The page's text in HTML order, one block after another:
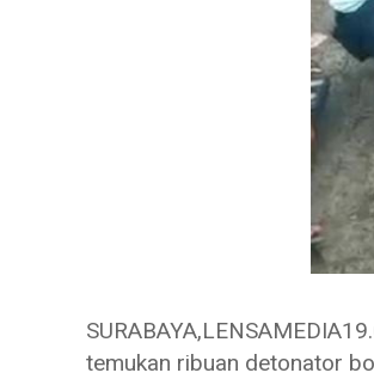
temukan ribuan detonator